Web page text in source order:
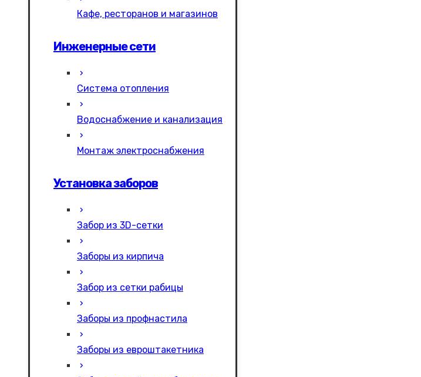
Кафе, ресторанов и магазинов
Инженерные сети
Система отопления
Водоснабжение и канализация
Монтаж электроснабжения
Установка заборов
Забор из 3D-сетки
Заборы из кирпича
Забор из сетки рабицы
Заборы из профнастила
Заборы из евроштакетника